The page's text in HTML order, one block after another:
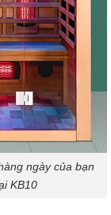
ngày của bạn
KB10